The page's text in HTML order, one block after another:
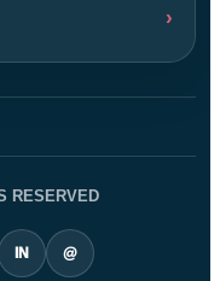
RESERVED
IN @